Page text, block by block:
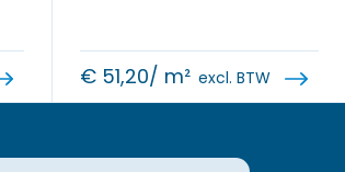
€ 51,20/ m² excl. BTW